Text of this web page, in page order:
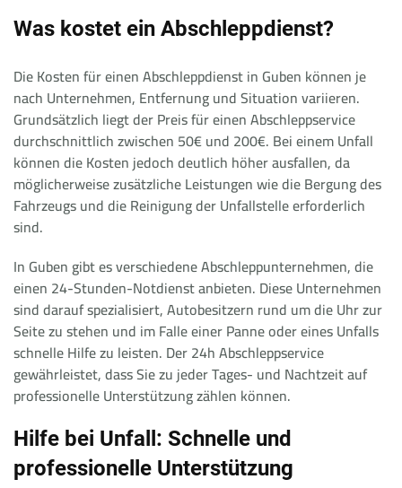
Was kostet ein Abschleppdienst?
Die Kosten für einen Abschleppdienst in Guben können je
nach Unternehmen, Entfernung und Situation variieren.
Grundsätzlich liegt der Preis für einen Abschleppservice
durchschnittlich zwischen 50€ und 200€. Bei einem Unfall
können die Kosten jedoch deutlich höher ausfallen, da
möglicherweise zusätzliche Leistungen wie die Bergung des
Fahrzeugs und die Reinigung der Unfallstelle erforderlich
sind.
In Guben gibt es verschiedene Abschleppunternehmen, die
einen 24-Stunden-Notdienst anbieten. Diese Unternehmen
sind darauf spezialisiert, Autobesitzern rund um die Uhr zur
Seite zu stehen und im Falle einer Panne oder eines Unfalls
schnelle Hilfe zu leisten. Der 24h Abschleppservice
gewährleistet, dass Sie zu jeder Tages- und Nachtzeit auf
professionelle Unterstützung zählen können.
Hilfe bei Unfall: Schnelle und
professionelle Unterstützung